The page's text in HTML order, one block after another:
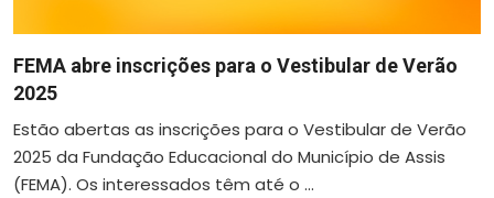
FEMA abre inscrições para o Vestibular de Verão
2025
Estão abertas as inscrições para o Vestibular de Verão
2025 da Fundação Educacional do Município de Assis
(FEMA). Os interessados têm até o ...